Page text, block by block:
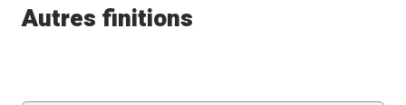
Autres finitions